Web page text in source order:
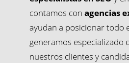
contamos con agencias
ayudan a posicionar todo
generamos especializado
nuestros clientes y